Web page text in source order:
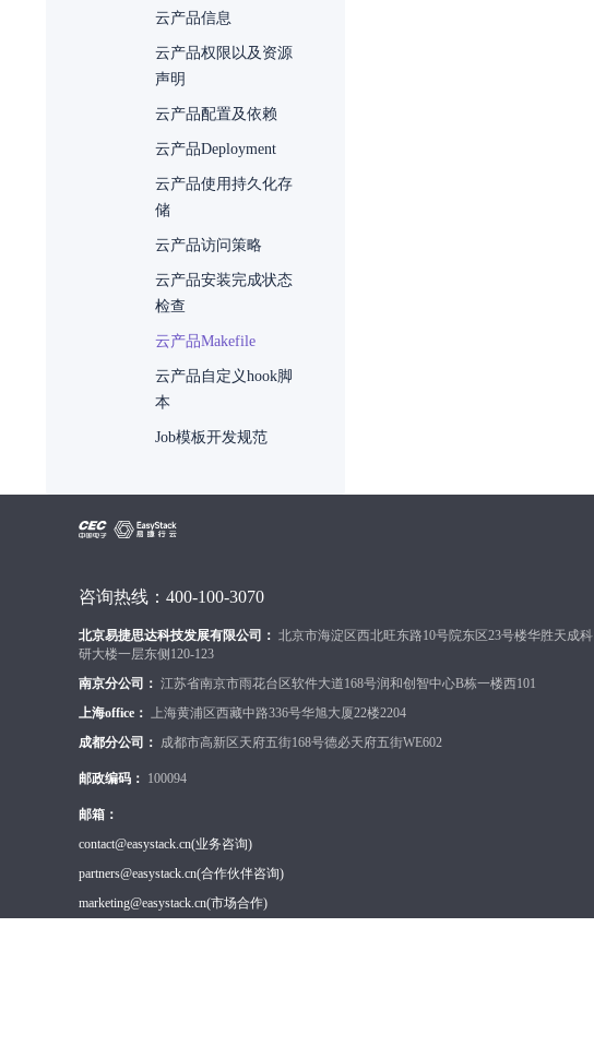
如何更换高性能缓存盘
云产品信息
云产品权限以及资源
声明
云产品配置及依赖
云产品Deployment
云产品使用持久化存
储
云产品访问策略
云产品安装完成状态
检查
云产品Makefile
云产品自定义hook脚
本
Job模板开发规范
咨询热线：400-100-3070
北京易捷思达科技发展有限公司： 北京市海淀区西北旺东路10号院东区23号楼华胜天成科
研大楼一层东侧120-123
南京分公司： 江苏省南京市雨花台区软件大道168号润和创智中心B栋一楼西101
上海office： 上海黄浦区西藏中路336号华旭大厦22楼2204
成都分公司： 成都市高新区天府五街168号德必天府五街WE602
邮政编码： 100094
邮箱：
contact@easystack.cn(业务咨询)
partners@easystack.cn(合作伙伴咨询)
marketing@easystack.cn(市场合作)